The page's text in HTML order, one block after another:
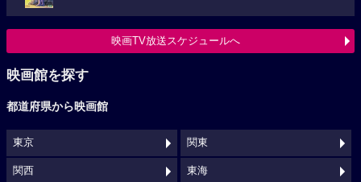
映画TV放送スケジュールへ
映画館を探す
都道府県から映画館
東京 関東
関西 東海